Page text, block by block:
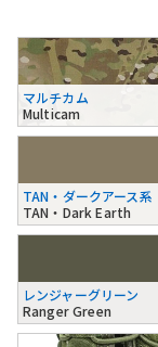
マルチカム
Multicam
TAN・ダークアース系
TAN・Dark Earth
レンジャーグリーン
Ranger Green